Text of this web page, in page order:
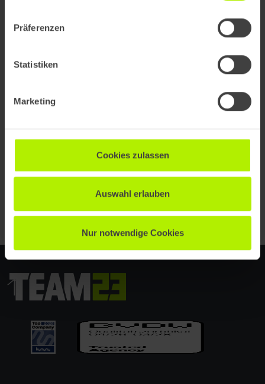
Präferenzen
Statistiken
Marketing
Cookies zulassen
Auswahl erlauben
Nur notwendige Cookies
Accessibility Ihre Sichtbarkeit in Google
verbessert
Weitere Blogartikel